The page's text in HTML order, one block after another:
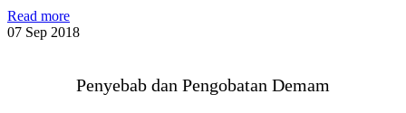
Read more
07 Sep 2018
Penyebab dan Pengobatan Demam